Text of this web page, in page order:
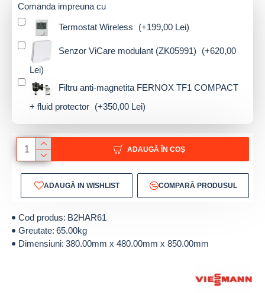
Cod produs: B2HAR61
Greutate: 65.00kg
Dimensiuni: 380.00mm x 480.00mm x 850.00mm
Comanda impreuna cu
Termostat Wireless (+199,00 Lei)
Senzor ViCare modulant (ZK05991)
(+620,00
Lei)
Filtru anti-magnetita FERNOX TF1 COMPACT
+ fluid protector (+350,00 Lei)
ADAUGĂ ÎN COŞ
ADAUGĂ IN WISHLIST COMPARĂ PRODUSUL